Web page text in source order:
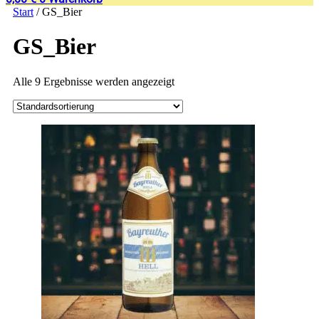
Start / GS_Bier
GS_Bier
Alle 9 Ergebnisse werden angezeigt